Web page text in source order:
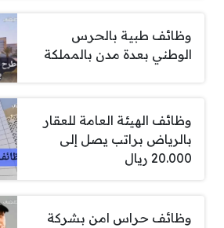
وظائف طبية بالحرس
الوطني بعدة مدن بالمملكة
وظائف الهيئة العامة للعقار
بالرياض براتب يصل إلى
20.000 ريال
وظائف حراس امن بشركة